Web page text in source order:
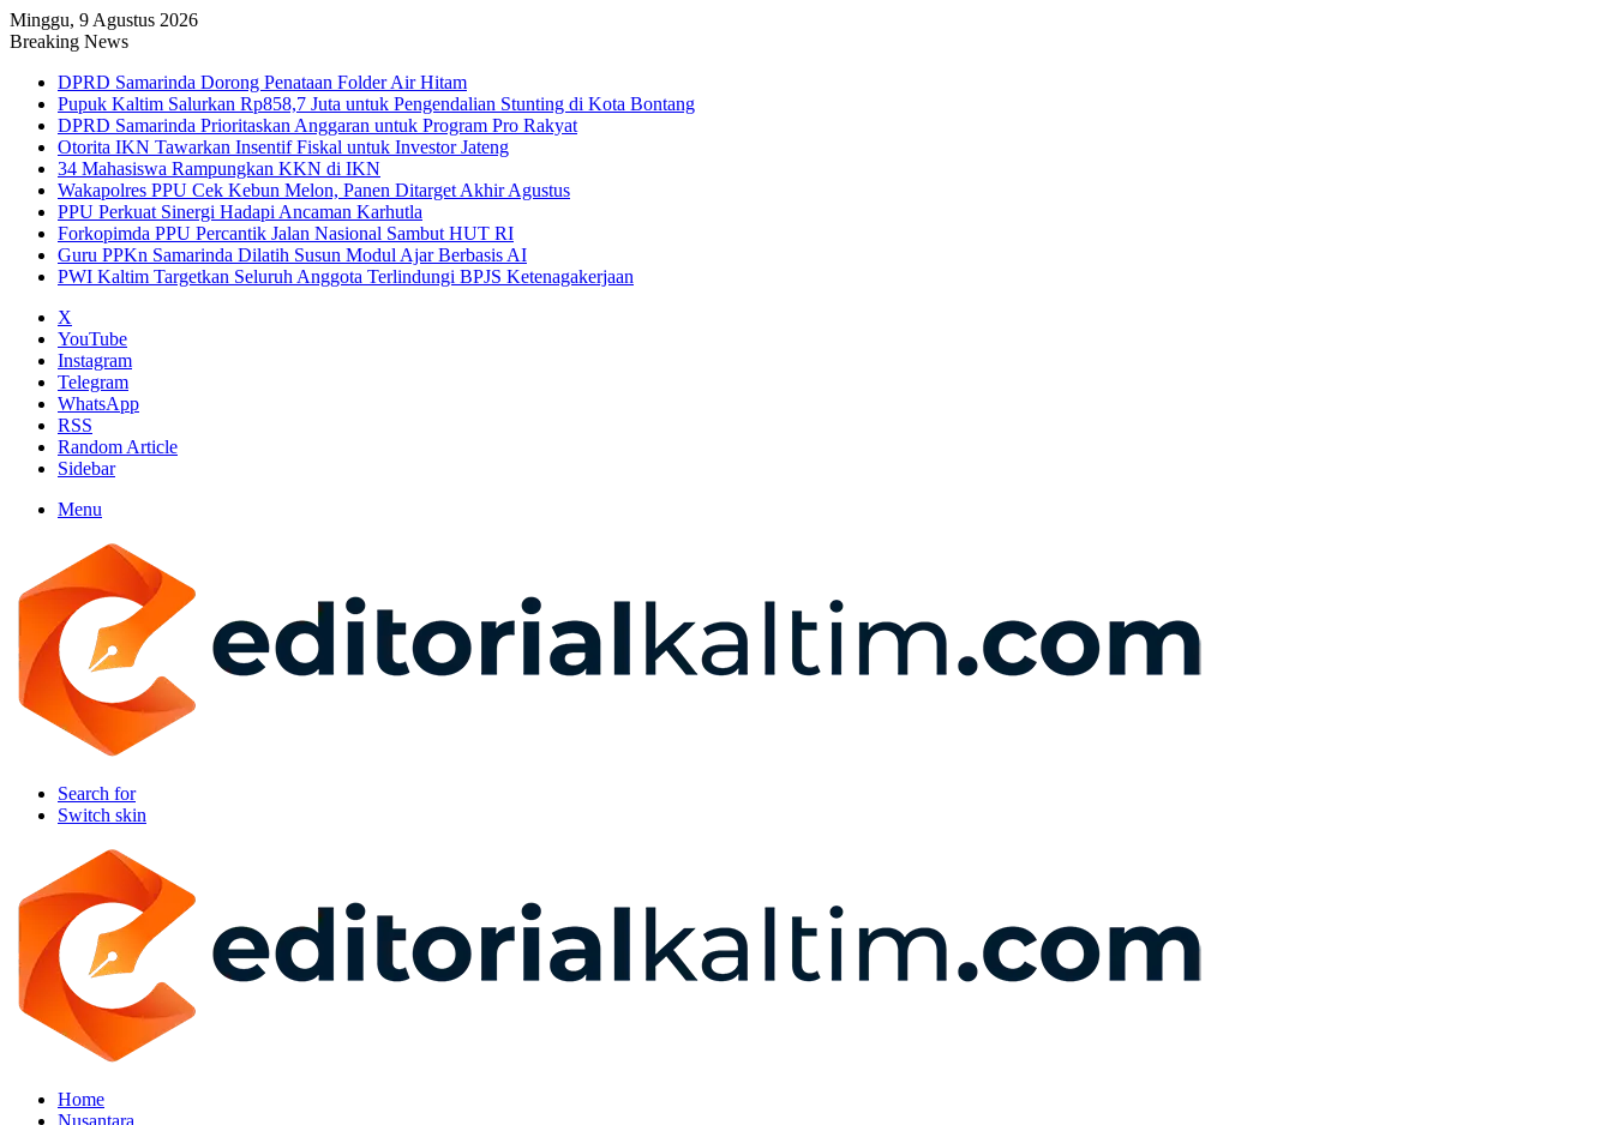
Minggu, 9 Agustus 2026
Breaking News
DPRD Samarinda Dorong Penataan Folder Air Hitam
Pupuk Kaltim Salurkan Rp858,7 Juta untuk Pengendalian Stunting di Kota Bontang
DPRD Samarinda Prioritaskan Anggaran untuk Program Pro Rakyat
Otorita IKN Tawarkan Insentif Fiskal untuk Investor Jateng
34 Mahasiswa Rampungkan KKN di IKN
Wakapolres PPU Cek Kebun Melon, Panen Ditarget Akhir Agustus
PPU Perkuat Sinergi Hadapi Ancaman Karhutla
Forkopimda PPU Percantik Jalan Nasional Sambut HUT RI
Guru PPKn Samarinda Dilatih Susun Modul Ajar Berbasis AI
PWI Kaltim Targetkan Seluruh Anggota Terlindungi BPJS Ketenagakerjaan
X
YouTube
Instagram
Telegram
WhatsApp
RSS
Random Article
Sidebar
Menu
Search for
Switch skin
Home
Nusantara